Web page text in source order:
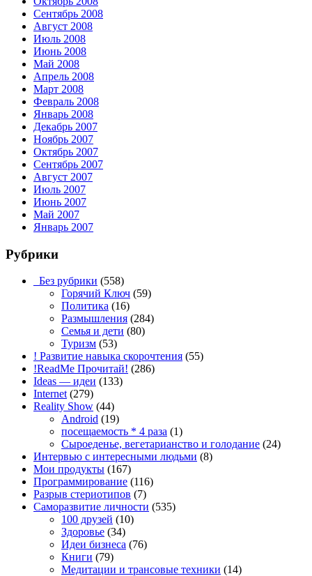
Сентябрь 2008
Август 2008
Июль 2008
Июнь 2008
Май 2008
Апрель 2008
Март 2008
Февраль 2008
Январь 2008
Декабрь 2007
Ноябрь 2007
Октябрь 2007
Сентябрь 2007
Август 2007
Июль 2007
Июнь 2007
Май 2007
Январь 2007
Рубрики
_Без рубрики (558)
Горячий Ключ (59)
Политика (16)
Размышления (284)
Семья и дети (80)
Туризм (53)
! Развитие навыка скорочтения (55)
!ReadMe Прочитай! (286)
Ideas — идеи (133)
Internet (279)
Reality Show (44)
Android (19)
посещаемость * 4 раза (1)
Сыроеденье, вегетарианство и голодание (24)
Интервью с интересными людьми (8)
Мои продукты (167)
Программирование (116)
Разрыв стериотипов (7)
Саморазвитие личности (535)
100 друзей (10)
Здоровье (34)
Идеи бизнеса (76)
Книги (79)
Медитации и трансовые техники (14)